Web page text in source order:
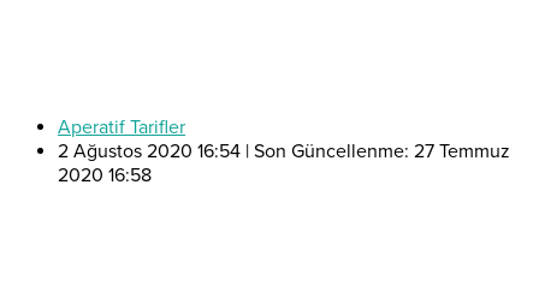
Aperatif Tarifler
2 Ağustos 2020 16:54 | Son Güncellenme: 27 Temmuz
2020 16:58